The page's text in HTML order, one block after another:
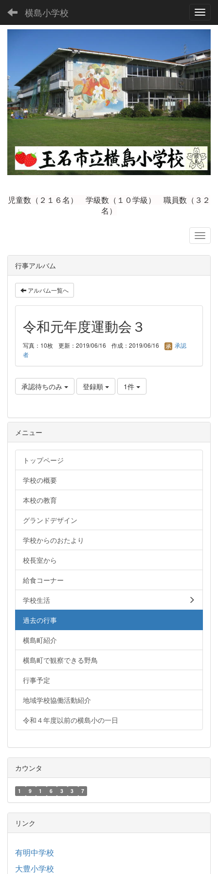
横島小学校
児童数（２１６名） 学級数（１０学級） 職員数（３２
名）
行事アルバム
アルバム一覧へ
令和元年度運動会３
写真：10枚 更新：2019/06/16 作成：2019/06/16
承認
者
承認待ちのみ 登録順 1件
メニュー
トップページ
学校の概要
本校の教育
グランドデザイン
学校からのおたより
校長室から
給食コーナー
学校生活
過去の行事
横島町紹介
横島町で観察できる野鳥
行事予定
地域学校協働活動紹介
令和４年度以前の横島小の一日
カウンタ
1 9 1 6 3 3 7
リンク
有明中学校
大豊小学校